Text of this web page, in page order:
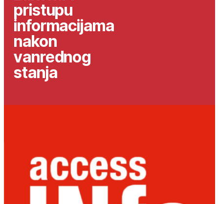
pristupu
informacijama
nakon
vanrednog
stanja